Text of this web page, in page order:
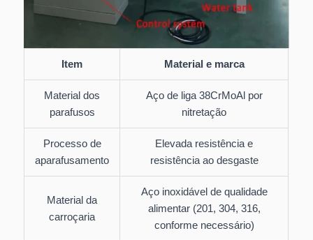
Item Material e marca
Material dos
parafusos
Aço de liga 38CrMoAl por
nitretação
Processo de
aparafusamento
Elevada resistência e
resistência ao desgaste
Material da
carroçaria
Aço inoxidável de qualidade
alimentar (201, 304, 316,
conforme necessário)